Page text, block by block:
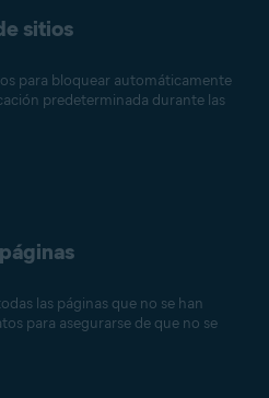
sitios
para bloquear automáticamente
predeterminada durante las
las páginas que no se han
para asegurarse de que no se